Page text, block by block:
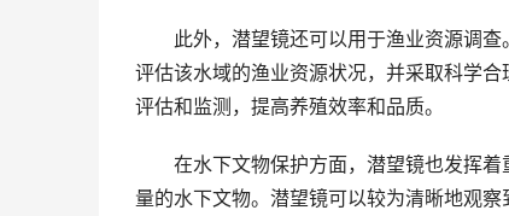
此外，潜望镜还可以用于渔业资源调
评估该水域的渔业资源状况，并采取科学
评估和监测，提高养殖效率和品质。
在水下文物保护方面，潜望镜也发挥
量的水下文物。潜望镜可以较为清晰地观